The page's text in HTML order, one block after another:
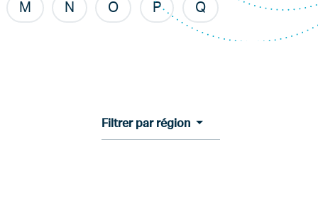
M N O P Q
Filtrer par région